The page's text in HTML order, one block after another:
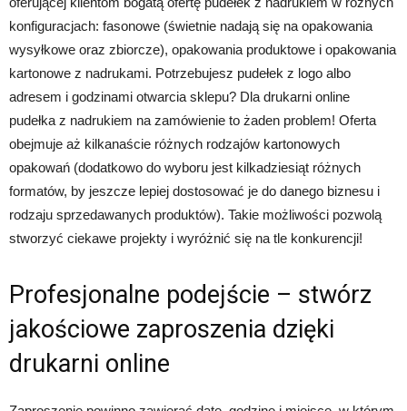
konfiguracjach: fasonowe (świetnie nadają się na opakowania
wysyłkowe oraz zbiorcze), opakowania produktowe i opakowania
kartonowe z nadrukami. Potrzebujesz pudełek z logo albo
adresem i godzinami otwarcia sklepu? Dla drukarni online
pudełka z nadrukiem na zamówienie to żaden problem! Oferta
obejmuje aż kilkanaście różnych rodzajów kartonowych
opakowań (dodatkowo do wyboru jest kilkadziesiąt różnych
formatów, by jeszcze lepiej dostosować je do danego biznesu i
rodzaju sprzedawanych produktów). Takie możliwości pozwolą
stworzyć ciekawe projekty i wyróżnić się na tle konkurencji!
Profesjonalne podejście – stwórz
jakościowe zaproszenia dzięki
drukarni online